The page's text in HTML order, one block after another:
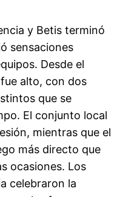
y Betis terminó
sensaciones
Desde el
alto, con dos
que se
El conjunto local
mientras que el
más directo que
ocasiones. Los
celebraron la